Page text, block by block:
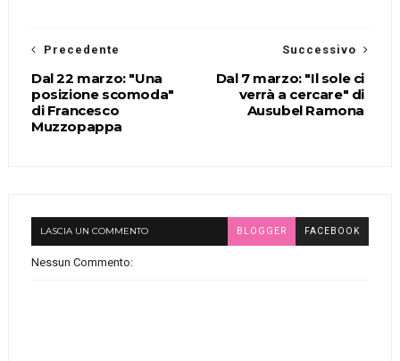
Successivo
Dal 7 marzo: "Il sole ci
verrà a cercare" di
Ausubel Ramona
Precedente
Dal 22 marzo: "Una
posizione scomoda"
di Francesco
Muzzopappa
LASCIA UN COMMENTO BLOGGER FACEBOOK
Nessun Commento: